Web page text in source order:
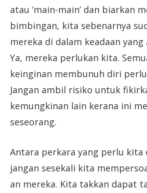
atau ‘main-main’ dan biarkan
bimbingan, kita sebenarnya
mereka di dalam keadaan yang
Ya, mereka perlukan kita.
keinginan membunuh diri
Jangan ambil risiko untuk
kemungkinan lain kerana ini
seseorang.
Antara perkara yang perlu kita
jangan sesekali kita
an mereka. Kita takkan dapat